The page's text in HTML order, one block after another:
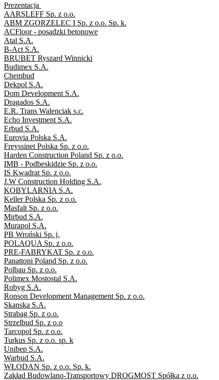
Prezentacja
AARSLEFF Sp. z o.o.
ABM ZGORZELEC I Sp. z o.o. Sp. k.
ACFloor - posadzki betonowe
Atal S.A.
B-Act S.A.
BRUBET Ryszard Winnicki
Budimex S.A.
Chembud
Dekpol S.A.
Dom Development S.A.
Dragados S.A.
E.R. Trans Walenciak s.c.
Echo Investment S.A.
Erbud S.A.
Eurovia Polska S.A.
Freyssinet Polska Sp. z o.o.
Harden Construction Poland Sp. z o.o.
IMB - Podbeskidzie Sp. z o.o.
IS Kwadrat Sp. z o.o.
J.W Construction Holding S.A.
KOBYLARNIA S.A.
Keller Polska Sp. z o.o.
Masfalt Sp. z o.o.
Mirbud S.A.
Murapol S.A.
PB Wroński Sp. j.
POLAQUA Sp. z o.o.
PRE-FABRYKAT Sp. z o.o.
Panattoni Poland Sp. z o.o.
Polbau Sp. z o.o.
Polimex Mostostal S.A.
Robyg S.A.
Ronson Development Management Sp. z o.o.
Skanska S.A.
Strabag Sp. z o.o.
Strzelbud Sp. z o.o
Tarcopol Sp. z o.o.
Turkus Sp. z o.o. sp. k
Unibep S.A.
Warbud S.A.
WŁODAN Sp. z o.o. Sp. k.
Zakład Budowlano-Transportowy DROGMOST Spółka z o.o.